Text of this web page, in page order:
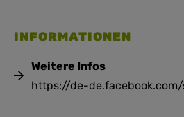
INFORMATIONEN
Weitere Infos
https://de-